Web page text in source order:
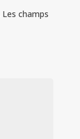
Les champs